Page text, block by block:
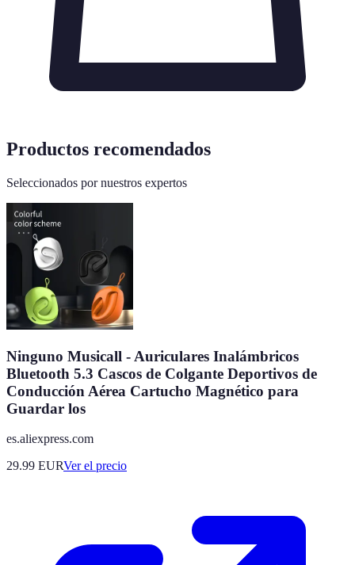
Productos recomendados
Seleccionados por nuestros expertos
Ninguno Musicall - Auriculares Inalámbricos
Bluetooth 5.3 Cascos de Colgante Deportivos de
Conducción Aérea Cartucho Magnético para
Guardar los
es.aliexpress.com
29.99 EURVer el precio